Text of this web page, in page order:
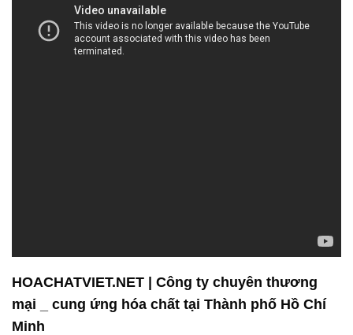
HOACHATVIET.NET | Công ty chuyên thương
mại _ cung ứng hóa chất tại Thành phố Hồ Chí
Minh